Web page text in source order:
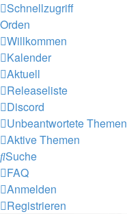
Schnellzugriff
Orden
Willkommen
Kalender
Aktuell
Releaseliste
Discord
Unbeantwortete Themen
Aktive Themen
Suche
FAQ
Anmelden
Registrieren